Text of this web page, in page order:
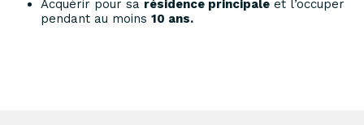
Acquérir pour sa résidence principale et l’occuper
pendant au moins 10 ans.